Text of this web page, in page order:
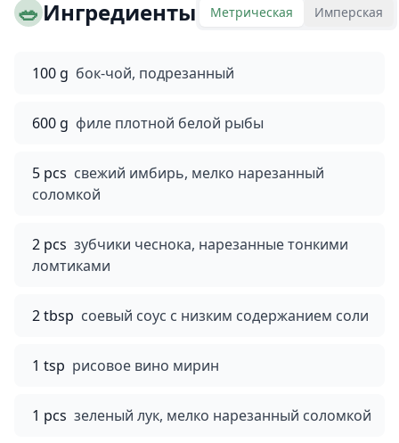
🥗Ингредиенты Метрическая Имперская
100 g бок-чой, подрезанный
600 g филе плотной белой рыбы
5 pcs свежий имбирь, мелко нарезанный
соломкой
2 pcs зубчики чеснока, нарезанные тонкими
ломтиками
2 tbsp соевый соус с низким содержанием соли
1 tsp рисовое вино мирин
1 pcs зеленый лук, мелко нарезанный соломкой